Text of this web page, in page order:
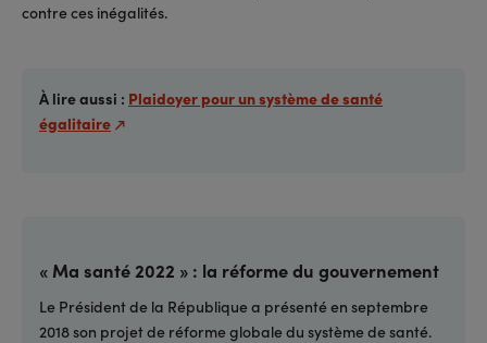
contre ces inégalités.
À lire aussi : Plaidoyer pour un système de santé
égalitaire
« Ma santé 2022 » : la réforme du gouvernement
Le Président de la République a présenté en septembre
2018 son projet de réforme globale du système de santé.